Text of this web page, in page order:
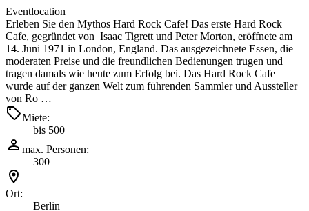
Eventlocation
Erleben Sie den Mythos Hard Rock Cafe! Das erste Hard Rock
Cafe, gegründet von Isaac Tigrett und Peter Morton, eröffnete am
14. Juni 1971 in London, England. Das ausgezeichnete Essen, die
moderaten Preise und die freundlichen Bedienungen trugen und
tragen damals wie heute zum Erfolg bei. Das Hard Rock Cafe
wurde auf der ganzen Welt zum führenden Sammler und Aussteller
von Ro …
Miete:
bis 500
max. Personen:
300
Ort:
Berlin